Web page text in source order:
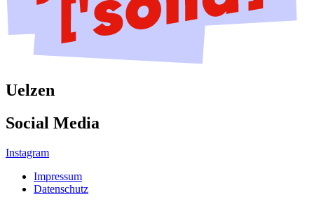
Uelzen
Social Media
Instagram
Impressum
Datenschutz